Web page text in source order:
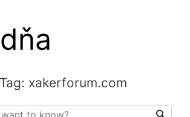
Tag: xakerforum.com